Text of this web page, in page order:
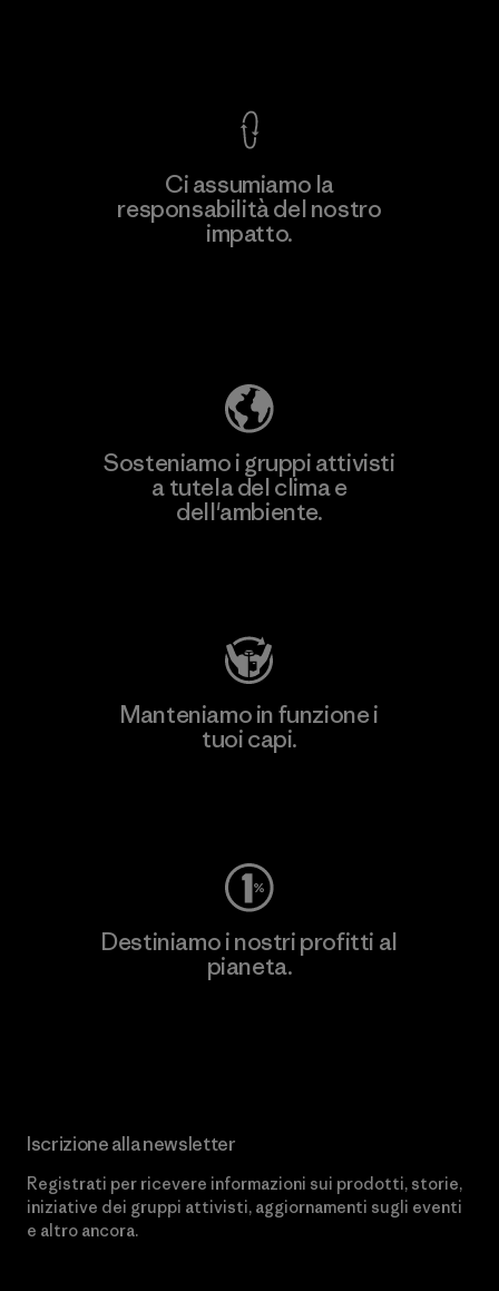
Scopri di più
Ci assumiamo la
responsabilità del nostro
impatto.
Sosteniamo i gruppi attivisti
a tutela del clima e
dell'ambiente.
Manteniamo in funzione i
tuoi capi.
Destiniamo i nostri profitti al
pianeta.
Iscrizione alla newsletter
Registrati per ricevere informazioni sui prodotti, storie,
iniziative dei gruppi attivisti, aggiornamenti sugli eventi
e altro ancora.